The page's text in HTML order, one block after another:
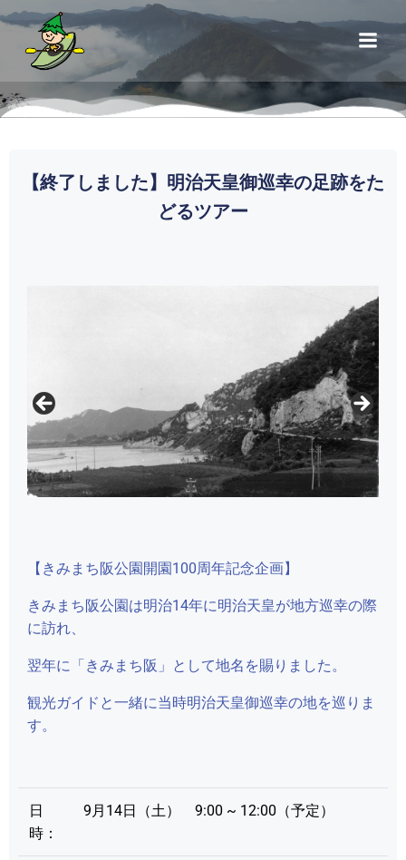
【終了しました】明治天皇御巡幸の足跡をた
どるツアー
【きみまち阪公園開園100周年記念企画】
きみまち阪公園は明治14年に明治天皇が地方巡幸の際
に訪れ、
翌年に「きみまち阪」として地名を賜りました。
観光ガイドと一緒に当時明治天皇御巡幸の地を巡りま
す。
日
時：
9月14日（土） 9:00 ~ 12:00（予定）